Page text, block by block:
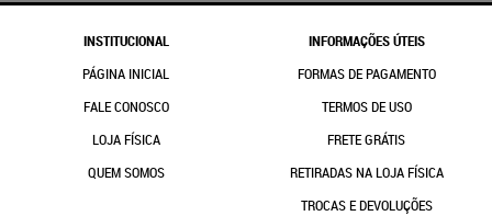
INSTITUCIONAL
PÁGINA INICIAL
FALE CONOSCO
LOJA FÍSICA
QUEM SOMOS
INFORMAÇÕES ÚTEIS
FORMAS DE PAGAMENTO
TERMOS DE USO
FRETE GRÁTIS
RETIRADAS NA LOJA FÍSICA
TROCAS E DEVOLUÇÕES